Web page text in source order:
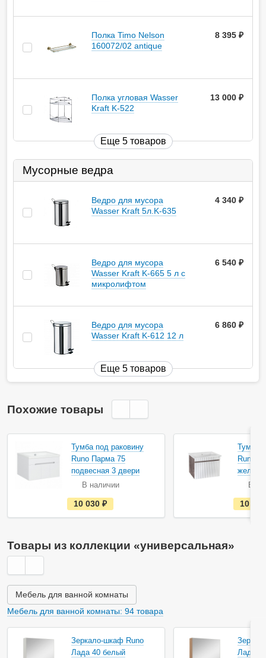
Полка Timo Nelson
160072/02 antique
8 395
Полка угловая Wasser
Kraft K-522
13 000
Еще 5 товаров
Мусорные ведра
Ведро для мусора
Wasser Kraft 5л.K-635
4 340
Ведро для мусора
Wasser Kraft K-665 5 л с
микролифтом
6 540
Ведро для мусора
Wasser Kraft K-612 12 л
6 860
Еще 5 товаров
Похожие товары
Тумба под раковину
Runo Парма 75
подвесная 3 двери
В наличии
е
с
т
н
а
и
и
10 030
Тумба
Runo
В
10
Товары из коллекции «универсальная»
Мебель для ванной комнаты
Мебель для ванной комнаты: 94 товара
Зеркало-шкаф Runo
Лада 40 белый
Лада